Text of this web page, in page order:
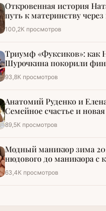
Откровенная история
путь к материнству
100,2К просмотров
Триумф «Фуксиков»:
Шурочкина покорили
императора»
93,8К просмотров
Анатомий Руденко и
Семейное счастье и
89,5К просмотров
Модный маникюр зима
нюдового до маникюра с
стразами
63,4К просмотров